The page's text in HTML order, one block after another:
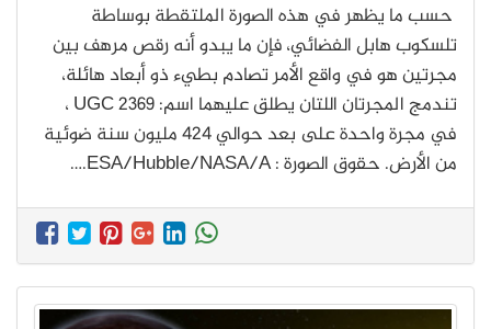
حسب ما يظهر في هذه الصورة الملتقطة بوساطة
تلسكوب هابل الفضائي، فإن ما يبدو أنه رقص مرهف بين
مجرتين هو في واقع الأمر تصادم بطيء ذو أبعاد هائلة،
تندمج المجرتان اللتان يطلق عليهما اسم: UGC 2369 ،
في مجرة واحدة على بعد حوالي 424 مليون سنة ضوئية
من الأرض. حقوق الصورة : ESA/Hubble/NASA/A.…